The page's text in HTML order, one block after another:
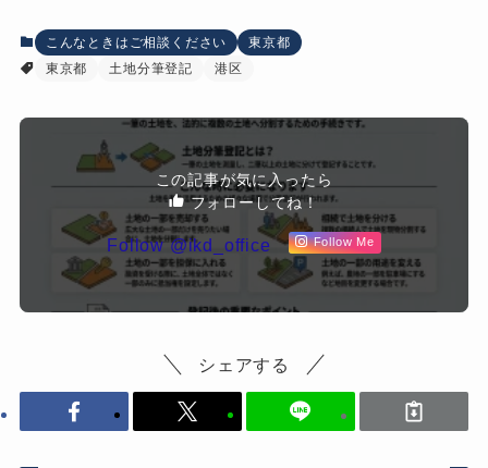
こんなときはご相談ください
東京都
東京都
土地分筆登記 港区
この記事が気に入ったら
フォローしてね！
Follow @ikd_office Follow Me
シェアする